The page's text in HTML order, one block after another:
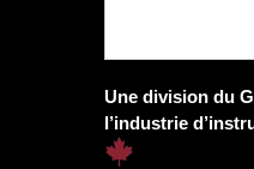
Une division du
l’industrie